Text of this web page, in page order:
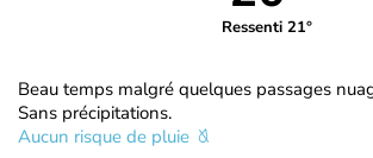
Ressenti 21°
Beau temps malgré quelques passages
Sans précipitations.
Aucun risque de pluie